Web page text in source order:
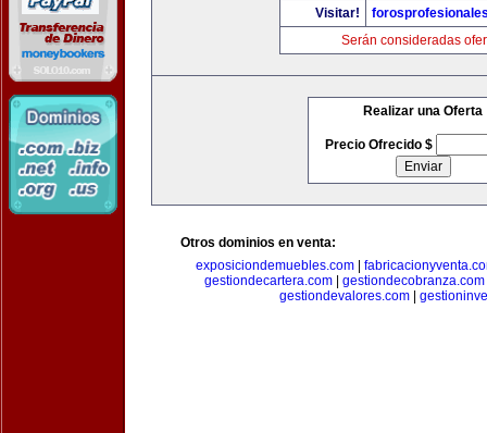
Visitar!
Serán consideradas
Realizar una Oferta
Precio Ofrecido $
Otros dominios en venta:
exposiciondemuebles.com|
gestiondecartera.com| gestiondecobranza.com
gestiondevalores.com